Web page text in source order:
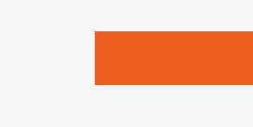
1. 「本サービス」とは、当社が提供する以
みます）及びこれらサービスに関連して当
「SEBook」「SEShop」「CodeZine」「